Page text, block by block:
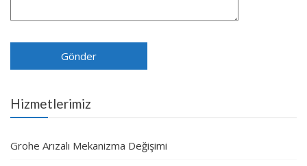
Hizmetlerimiz
Grohe Arızalı Mekanizma Değişimi